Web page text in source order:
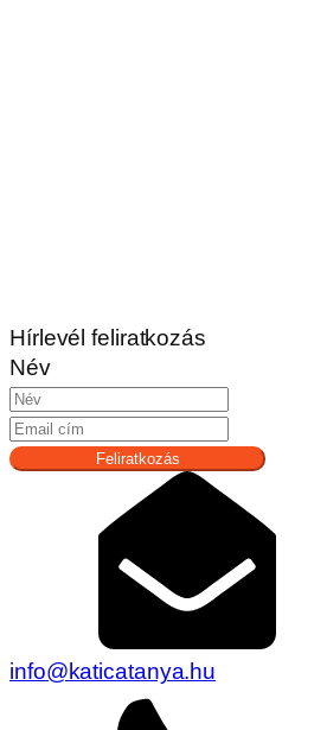
Hírlevél feliratkozás
Név
Feliratkozás
info@katicatanya.hu